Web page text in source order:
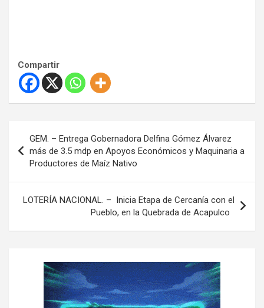
Compartir
e
GEM. – Entrega Gobernadora Delfina Gómez Álvarez
más de 3.5 mdp en Apoyos Económicos y Maquinaria a
Productores de Maíz Nativo
LOTERÍA NACIONAL. – Inicia Etapa de Cercanía con el
Pueblo, en la Quebrada de Acapulco